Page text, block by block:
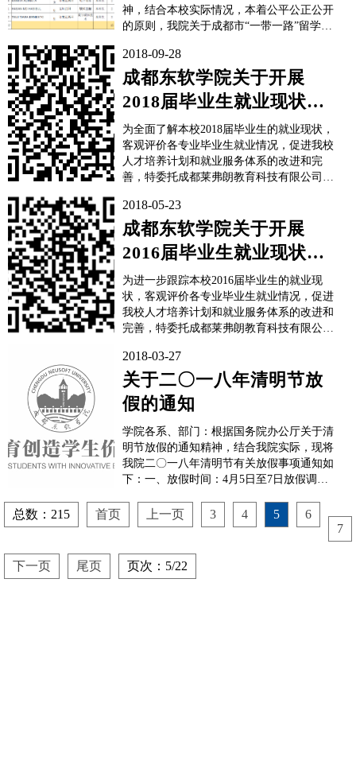
神，结合本校实际情况，本着公平公正公开
的原则，我院关于成都市“一带一路”留学生
公示如下，2018年秋季成都市“一带一路”留
学生政府奖学金获奖者名单： 如有不同意
见，请在公示时间内，向成都东软学院国
际...
2018-09-28
成都东软学院关于开展
2018届毕业生就业现状调
查的通知
为全面了解本校2018届毕业生的就业现状，
客观评价各专业毕业生就业情况，促进我校
人才培养计划和就业服务体系的改进和完
善，特委托成都莱弗朗教育科技有限公司
业后的就业状况进行问卷调查。问卷调查时
间：2018年9月29日—2018年10月31日问卷
调查对象：成都东软学院2018届全体应...
2018-05-23
成都东软学院关于开展
2016届毕业生就业现状调
查的通知
为进一步跟踪本校2016届毕业生的就业现
状，客观评价各专业毕业生就业情况，促进
我校人才培养计划和就业服务体系的改进和
完善，特委托成都莱弗朗教育科技有限公司
行问卷调查。问卷调查时间：2018年5月10
日—2018年6月25日问卷调查对象：成都东
软学院2016届全体往届毕业生问卷调查主要
内...
2018-03-27
关于二〇一八年清明节放
假的通知
学院各系、部门：根据国务院办公厅关于清
明节放假的通知精神，结合我院实际，现将
我院二〇一八年清明节有关放假事项通知如
下：一、放假时间：4月5日至7日放假调
节当日)为国家法定节假日。4月8日(星期日)
上班。二、请各单位根据教学和工作情况做
好各项安排。放假期间，各单位要认真做好
防...
总数：215 首页 上一页 3 4 5
6
7
下一页 尾页 页次：5/22